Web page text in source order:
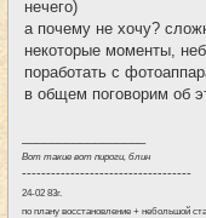
нечего)
а почему не хочу?
некоторые моменты,
поработать с
в общем поговорим об
Вот такие вот пироги, блин
-----------------------------------
24-02 83г.
по плану восстановление + небольшой